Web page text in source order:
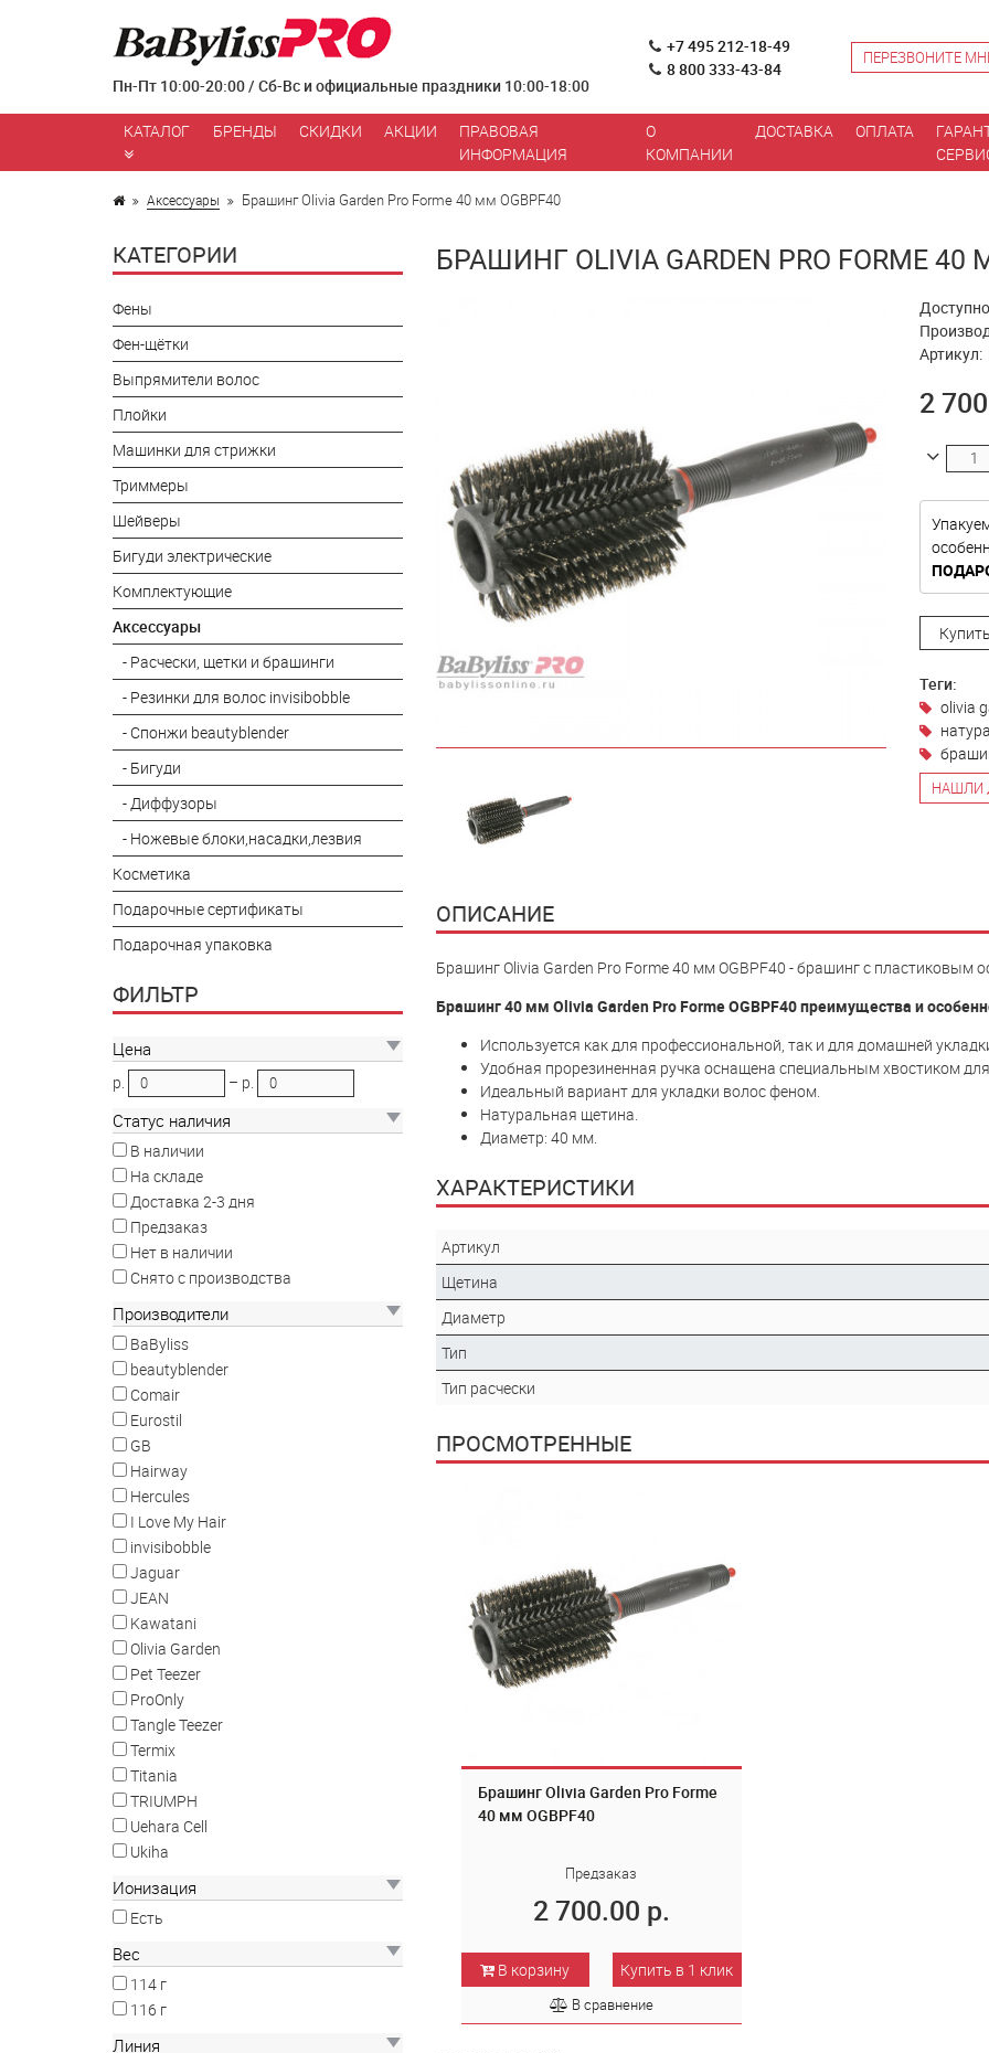
Пн-Пт 10:00-20:00 / Сб-Вс и официальные праздники 10:00-18:00
+7 495 212-18-49
8 800 333-43-84
ПЕРЕЗВОНИТЕ
КАТАЛОГ БРЕНДЫ СКИДКИ АКЦИИ
ПРАВОВАЯ
ИНФОРМАЦИЯ
О
КОМПАНИИ
ДОСТАВКА ОПЛАТА
Аксессуары Брашинг Olivia Garden Pro Forme 40 мм OGBPF40
КАТЕГОРИИ
Фены
Фен-щётки
Выпрямители волос
Плойки
Машинки для стрижки
Триммеры
Шейверы
Бигуди электрические
Комплектующие
Аксессуары
- Расчески, щетки и брашинги
- Резинки для волос invisibobble
- Спонжи beautyblender
- Бигуди
- Диффузоры
- Ножевые блоки,насадки,лезвия
Косметика
Подарочные сертификаты
Подарочная упаковка
ФИЛЬТР
Цена
р. – р.
Статус наличия
В наличии
На складе
Доставка 2-3 дня
Предзаказ
Нет в наличии
Снято с производства
Производители
BaByliss
beautyblender
Comair
Eurostil
GB
Hairway
Hercules
I Love My Hair
invisibobble
Jaguar
JEAN
Kawatani
Olivia Garden
Pet Teezer
ProOnly
Tangle Teezer
Termix
Titania
TRIUMPH
Uehara Cell
Ukiha
Ионизация
Есть
Вес
114 г
116 г
Линия
БРАШИНГ OLIVIA GARDEN PRO FORME 40
Артикул:
2
Теги:
olivia
НАШЛИ
ОПИСАНИЕ
Брашинг Olivia Garden Pro Forme 40 мм OGBPF40 - брашинг с пластиковым
Брашинг 40 мм Olivia Garden Pro Forme OGBPF40 преимущества и
Используется как для профессиональной, так и для домашней
Удобная прорезиненная ручка оснащена специальным хвостиком
Идеальный вариант для укладки волос феном.
Натуральная щетина.
Диаметр: 40 мм.
ХАРАКТЕРИСТИКИ
Артикул
Щетина
Диаметр
Тип
Тип расчески
ПРОСМОТРЕННЫЕ
Брашинг Olivia Garden Pro Forme
40 мм OGBPF40
Предзаказ
2 700.00 р.
В корзину Купить в 1 клик
В сравнение